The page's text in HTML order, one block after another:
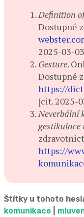
Definition
Dostupné
2025-03-
Gesture.
Dostupné
https://
[cit. 2025-
Neverbální
gestikulace
https://
Štítky u tohoto
komunikace